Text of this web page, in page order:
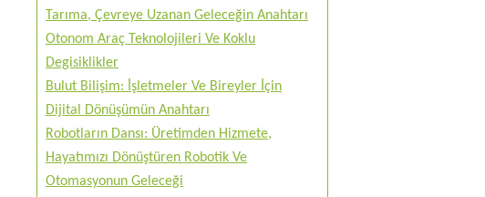
Tarıma, Çevreye Uzanan Geleceğin Anahtarı
Otonom Araç Teknolojileri Ve Koklu
Degisiklikler
Bulut Bilişim: İşletmeler Ve Bireyler İçin
Dijital Dönüşümün Anahtarı
Robotların Dansı: Üretimden Hizmete,
Hayatımızı Dönüştüren Robotik Ve
Otomasyonun Geleceği